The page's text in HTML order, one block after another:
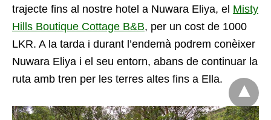
trajecte fins al nostre hotel a Nuwara Eliya, el Misty
Hills Boutique Cottage B&B, per un cost de 1000
LKR. A la tarda i durant l’endemà podrem conèixer
Nuwara Eliya i el seu entorn, abans de continuar la
ruta amb tren per les terres altes fins a Ella.